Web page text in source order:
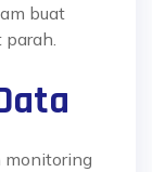
buat
parah.
monitoring